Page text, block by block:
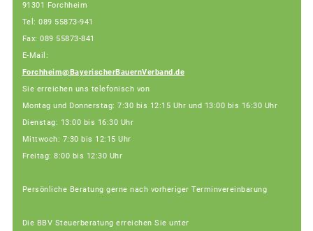
91301 Forchheim
Tel: 089 55873-941
Fax: 089 55873-841
E-Mail:
Forchheim@BayerischerBauernVerband.de
Sie erreichen uns telefonisch von
Montag und Donnerstag: 7:30 bis 12:15 Uhr und 13:00 bis 16:30 Uhr
Dienstag: 13:00 bis 16:30 Uhr
Mittwoch: 7:30 bis 12:15 Uhr
Freitag: 8:00 bis 12:30 Uhr
Persönliche Beratung gerne nach vorheriger Terminvereinbarung
Die BBV Steuerberatung erreichen Sie unter